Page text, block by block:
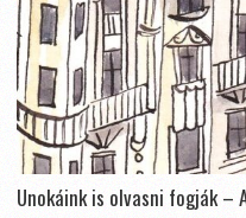
Unokáink is olvasni fogják